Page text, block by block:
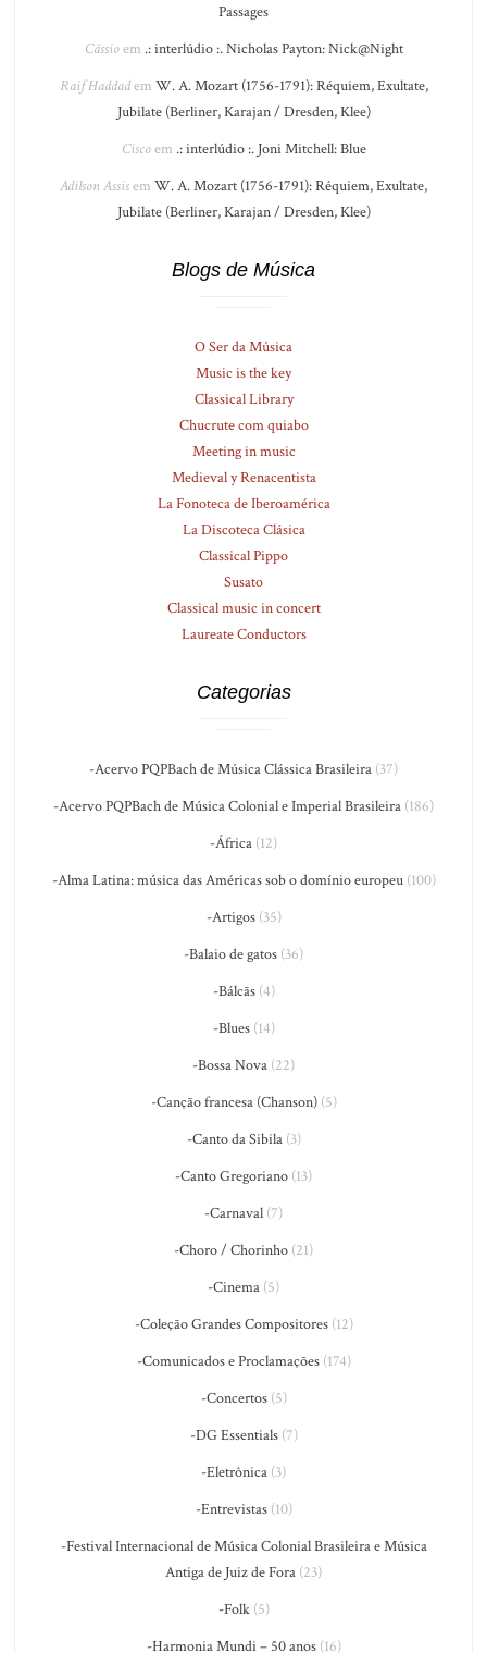
Passages
Cássioem .: interlúdio :. Nicholas Payton: Nick@Night
Raif Haddadem W. A. Mozart (1756-1791): Réquiem, Exultate,
Jubilate (Berliner, Karajan / Dresden, Klee)
Ciscoem .: interlúdio :. Joni Mitchell: Blue
Adilson Assisem W. A. Mozart (1756-1791): Réquiem, Exultate,
Jubilate (Berliner, Karajan / Dresden, Klee)
Blogs de Música
O Ser da Música
Music is the key
Classical Library
Chucrute com quiabo
Meeting in music
Medieval y Renacentista
La Fonoteca de Iberoamérica
La Discoteca Clásica
Classical Pippo
Susato
Classical music in concert
Laureate Conductors
Categorias
-Acervo PQPBach de Música Clássica Brasileira (37)
-Acervo PQPBach de Música Colonial e Imperial Brasileira (186)
-África (12)
-Alma Latina: música das Américas sob o domínio europeu(100)
-Artigos(35)
-Balaio de gatos (36)
-Bálcãs(4)
-Blues(14)
-Bossa Nova (22)
-Canção francesa (Chanson)(5)
-Canto da Sibila(3)
-Canto Gregoriano (13)
-Carnaval (7)
-Choro / Chorinho (21)
-Cinema (5)
-Coleção Grandes Compositores(12)
-Comunicados e Proclamações(174)
-Concertos(5)
-DG Essentials(7)
-Eletrônica (3)
-Entrevistas(10)
-Festival Internacional de Música Colonial Brasileira e Música
Antiga de Juiz de Fora (23)
-Folk(5)
-Harmonia Mundi – 50 anos(16)